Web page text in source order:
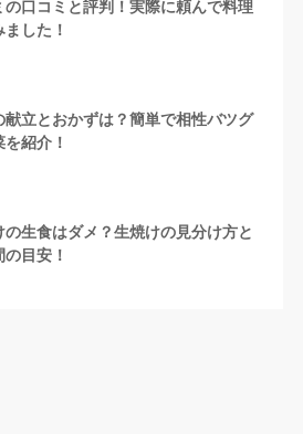
の口コミと評判！実際に頼んで料理
した！
献立とおかずは？簡単で相性バツグ
紹介！
の生食はダメ？生焼けの見分け方と
目安！